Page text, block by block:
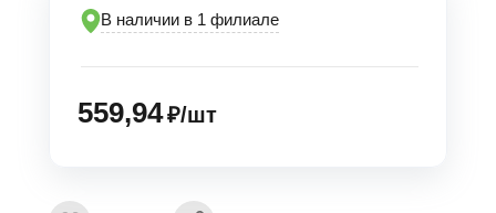
В наличии в 1 филиале
559,94₽/шт